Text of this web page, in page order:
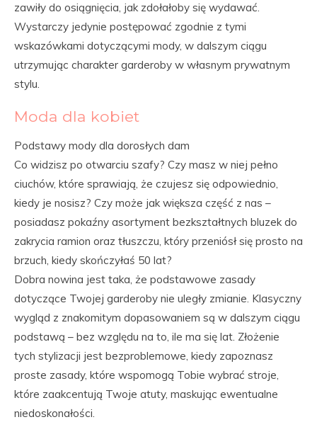
zawiły do osiągnięcia, jak zdołałoby się wydawać.
Wystarczy jedynie postępować zgodnie z tymi
wskazówkami dotyczącymi mody, w dalszym ciągu
utrzymując charakter garderoby w własnym prywatnym
stylu.
Moda dla kobiet
Podstawy mody dla dorosłych dam
Co widzisz po otwarciu szafy? Czy masz w niej pełno
ciuchów, które sprawiają, że czujesz się odpowiednio,
kiedy je nosisz? Czy może jak większa część z nas –
posiadasz pokaźny asortyment bezkształtnych bluzek do
zakrycia ramion oraz tłuszczu, który przeniósł się prosto na
brzuch, kiedy skończyłaś 50 lat?
Dobra nowina jest taka, że podstawowe zasady
dotyczące Twojej garderoby nie uległy zmianie. Klasyczny
wygląd z znakomitym dopasowaniem są w dalszym ciągu
podstawą – bez względu na to, ile ma się lat. Złożenie
tych stylizacji jest bezproblemowe, kiedy zapoznasz
proste zasady, które wspomogą Tobie wybrać stroje,
które zaakcentują Twoje atuty, maskując ewentualne
niedoskonałości.